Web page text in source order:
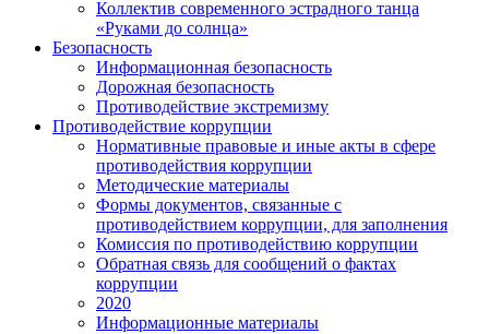
Коллектив современного эстрадного танца
«Руками до солнца»
Безопасность
Информационная безопасность
Дорожная безопасность
Противодействие экстремизму
Противодействие коррупции
Нормативные правовые и иные акты в сфере
противодействия коррупции
Методические материалы
Формы документов, связанные с
противодействием коррупции, для заполнения
Комиссия по противодействию коррупции
Обратная связь для сообщений о фактах
коррупции
2020
Информационные материалы